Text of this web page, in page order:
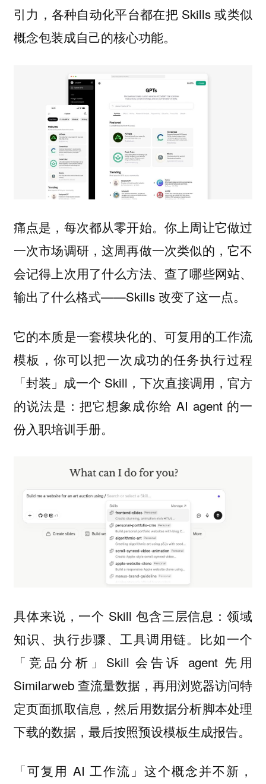
引力，各种自动化平台都在把 Skills 或类似
概念包装成自己的核心功能。
痛点是，每次都从零开始。你上周让它做过
一次市场调研，这周再做一次类似的，它不
会记得上次用了什么方法、查了哪些网站、
输出了什么格式——Skills 改变了这一点。
它的本质是一套模块化的、可复用的工作流
模板，你可以把一次成功的任务执行过程
「封装」成一个 Skill，下次直接调用，官方
的说法是：把它想象成你给 AI agent 的一
份入职培训手册。
具体来说，一个 Skill 包含三层信息：领域
知识、执行步骤、工具调用链。比如一个
「竞品分析」Skill 会告诉 agent 先用
Similarweb 查流量数据，再用浏览器访问特
定页面抓取信息，然后用数据分析脚本处理
下载的数据，最后按照预设模板生成报告。
「可复用 AI 工作流」这个概念并不新，